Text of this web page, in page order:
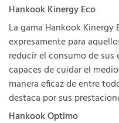
Hankook Kinergy Eco
La gama Hankook
expresamente para
reducir el consumo de sus
capaces de cuidar el
manera eficaz de entre
destaca por sus
Hankook Optimo